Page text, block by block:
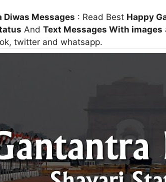
Diwas Messages : Read Best Happy
And Text Messages With images
twitter and whatsapp.